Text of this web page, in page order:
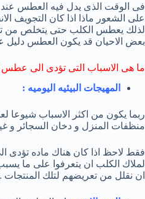
فى الوقت الذى يدل فيه العطس عند
على الشعور ماذا اذا كان التجويف
لذلك يعطس الكلب حتى يتخلص من
بعض الاحيان قد يكون العطس دليل
ما هى الاسباب التى تؤدى الى عطس
المهيجات البيئيه اليوميه :
ربما يكون من اكثر الاسباب شيوعا
منظفات المنزل و دخان السجائر و
فقط لاحظ اذا كان هناك ماده تؤدى
لملاك الكلب ان يتعرفوا على ما
ان نقلل من تعريضهم لتلك المنتجات .